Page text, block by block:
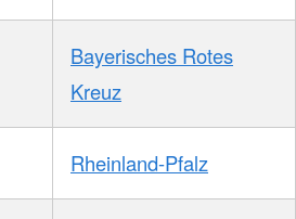
Bayerisches Rotes
Kreuz
Rheinland-Pfalz